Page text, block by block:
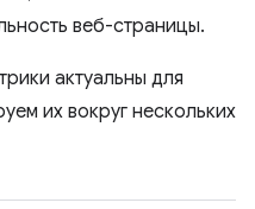
веб-страницы.
актуальны для
их вокруг нескольких